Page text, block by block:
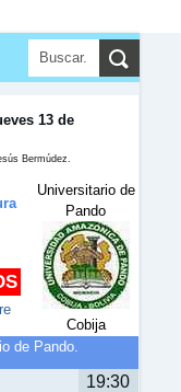
13 de
Bermúdez.
Universitario de
Pando
Cobija
de Pando.
19:30